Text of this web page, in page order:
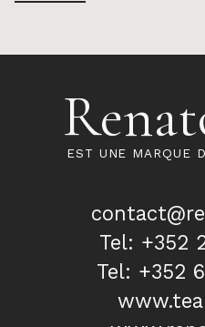
EST UNE MARQUE
Tel: +352
Tel: +352